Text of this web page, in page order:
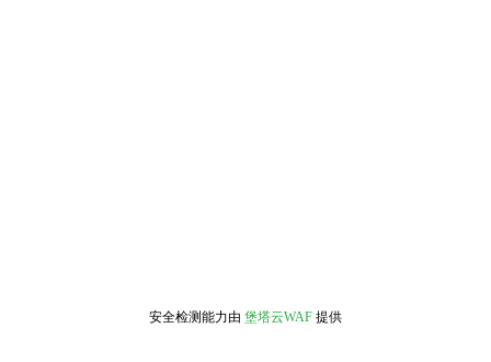
安全检测能力由 堡塔云WAF 提供